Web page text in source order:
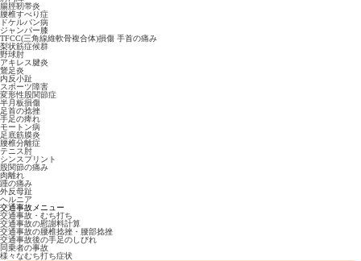
腸脛靭帯炎
腰椎すべり症
ドケルバン病
ジャンパー膝
TFCC(三角線維軟骨複合体)損傷 手首の痛み
梨状筋症候群
野球肘
アキレス腱炎
鵞足炎
内反小趾
スポーツ障害
変形性股関節症
半月板損傷
足首の捻挫
手足の痺れ
モートン病
足底筋膜炎
腰椎分離症
テニス肘
シンスプリント
股関節の痛み
肉離れ
踵の痛み
外反母趾
ヘルニア
交通事故メニュー
交通事故・むち打ち
交通事故の慰謝料計算
交通事故の腰椎捻挫・腰部捻挫
交通事故後の手足のしびれ
同乗者の事故
様々なむち打ち症状